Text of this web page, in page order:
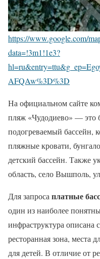
https://www.google.com/
data=!3m1!1e3?
AFQAw%3D%3D
На официальном сайте
пляж «Чудодиево» — это
подогреваемый бассейн,
пляжные кровати,
детский бассейн. Также
область, село Вышполь,
Для запросаплатные
один из наиболее
инфраструктура описана
ресторанная зона, места
для детей. В отличие от